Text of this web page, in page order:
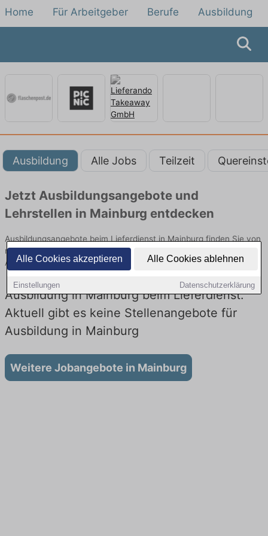
Alle Cookies akzeptieren Alle Cookies ablehnen
Einstellungen Datenschutzerklärung
Home Für Arbeitgeber Berufe Ausbildung
Ausbildung Alle Jobs Teilzeit
Jetzt Ausbildungsangebote und
Lehrstellen in Mainburg entdecken
Ausbildungsangebote beim Lieferdienst in Mainburg finden Sie von
namhaften Firmen. Entdecken Sie freie Optionen von Top-
Arbeitgebern und bewerben Sie sich noch heute.
Ausbildung in Mainburg beim Lieferdienst:
Aktuell gibt es keine Stellenangebote für
Ausbildung in Mainburg
Weitere Jobangebote in Mainburg